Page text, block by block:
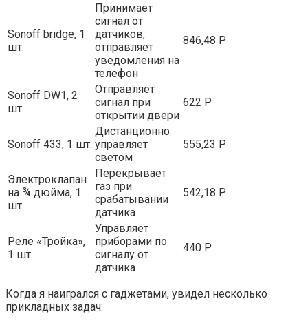
Sonoff bridge, 1
шт.
Принимает
сигнал от
датчиков,
отправляет
уведомления на
телефон
846,48 Р
Sonoff DW1, 2
шт.
Отправляет
сигнал при
открытии двери
622 Р
Sonoff 433, 1 шт.
Дистанционно
управляет
светом
555,23 Р
Электроклапан
на ¾ дюйма, 1
шт.
Перекрывает
газ при
срабатывании
датчика
542,18 Р
Реле «Тройка»,
1 шт.
Управляет
приборами по
сигналу от
датчика
440 Р
Когда я наигрался с гаджетами, увидел несколько
прикладных задач: